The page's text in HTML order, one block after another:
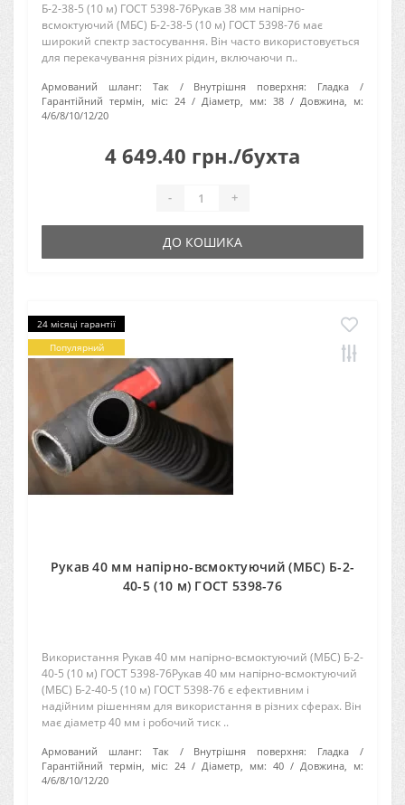
Б-2-38-5 (10 м) ГОСТ 5398-76Рукав 38 мм напірно-
всмоктуючий (МБС) Б-2-38-5 (10 м) ГОСТ 5398-76 має
широкий спектр застосування. Він часто використовується
для перекачування різних рідин, включаючи п..
Армований шланг: Так Внутрішня поверхня:
Гладка
Гарантійний термін, міс: 24 Діаметр, мм: 38
Довжина, м:
4/6/8/10/12/20
4 649.40 грн./бухта
- +
ДО КОШИКА
24 місяці гарантії
Популярний
Рукав 40 мм напірно-всмоктуючий (МБС) Б-2-
40-5 (10 м) ГОСТ 5398-76
Використання Рукав 40 мм напірно-всмоктуючий (МБС) Б-2-
40-5 (10 м) ГОСТ 5398-76Рукав 40 мм напірно-всмоктуючий
(МБС) Б-2-40-5 (10 м) ГОСТ 5398-76 є ефективним і
надійним рішенням для використання в різних сферах. Він
має діаметр 40 мм і робочий тиск ..
Армований шланг: Так Внутрішня поверхня:
Гладка
Гарантійний термін, міс: 24 Діаметр, мм: 40
Довжина, м:
4/6/8/10/12/20